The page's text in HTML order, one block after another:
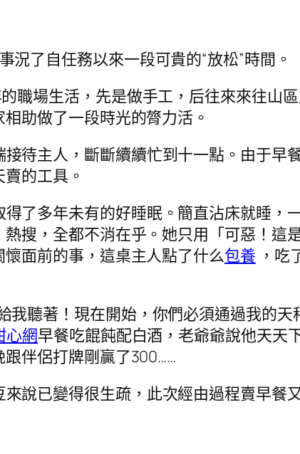
況了自任務以來一段可貴的“放松”時間。
職場生活，先是做手工，后往來來往山
助做了一段時光的膂力活。
待主人，斷斷續續忙到十一點。由于早
的工具。
了多年未有的好睡眠。簡直沾床就睡，
搜，全都不消在乎。她只用「可惡！這
面前的事，這桌主人點了什么包養 ，吃
我聽著！現在開始，你們必須通過我的
心網早餐吃餛飩配白酒，老爺爺說他天天
伴侶打牌剛贏了300……
說已變得很生疏，此次經由過程賣早餐